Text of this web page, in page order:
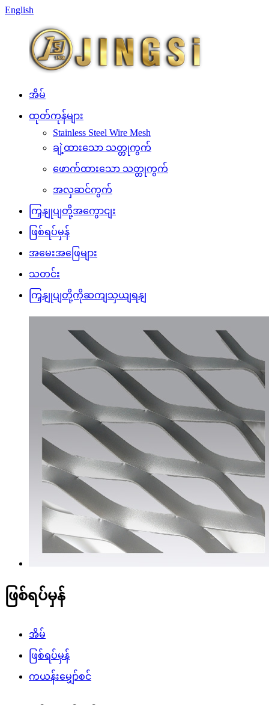
English
အိမ်
ထုတ်ကုန်များ
Stainless Steel Wire Mesh
ချဲ့ထားသော သတ္တုကွက်
ဖောက်ထားသော သတ္တုကွက်
အလှဆင်ကွက်
ကြှနျုပျတို့အကွောငျး
ဖြစ်ရပ်မှန်
အမေးအဖြေများ
သတင်း
ကြှနျုပျတို့ကိုဆကျသှယျရနျ
ဖြစ်ရပ်မှန်
အိမ်
ဖြစ်ရပ်မှန်
ကယန်းမျှော်စင်